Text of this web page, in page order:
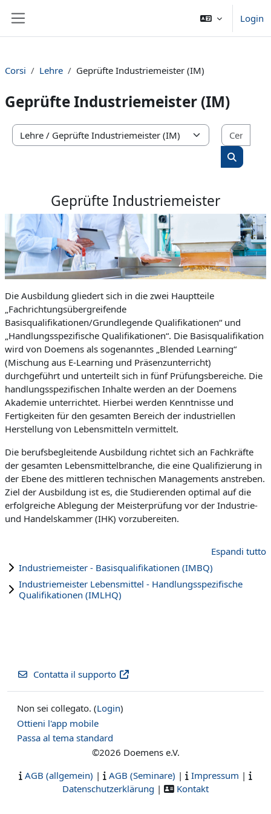
Login
Corsi Lehre Geprüfte Industriemeister (IM)
Geprüfte Industriemeister (IM)
Categorie di corso
Cerca
Geprüfte Industriemeister
Die Ausbildung gliedert sich in die zwei Hauptteile
„Fachrichtungsübergreifende
Basisqualifikationen/Grundlegende Qualifikationen“ und
„Handlungsspezifische Qualifikationen“. Die Basisqualifikation
wird von Doemens als sogenanntes „Blended Learning“
(Mischung aus E-Learning und Präsenzunterricht)
durchgeführt und unterteilt sich in fünf Prüfungsbereiche. Die
handlungsspezifischen Inhalte werden an der Doemens
Akademie unterrichtet. Hierbei werden Kenntnisse und
Fertigkeiten für den gesamten Bereich der industriellen
Herstellung von Lebensmitteln vermittelt.
Die berufsbegleitende Ausbildung richtet sich an Fachkräfte
der gesamten Lebensmittelbranche, die eine Qualifizierung in
der Ebene des mittleren technischen Managements anstreben.
Ziel der Ausbildung ist es, die Studierenden optimal auf die
erfolgreiche Ablegung der Meisterprüfung vor der Industrie-
und Handelskammer (IHK) vorzubereiten.
Espandi tutto
Industriemeister - Basisqualifikationen (IMBQ)
Industriemeister Lebensmittel - Handlungsspezifische
Qualifikationen (IMLHQ)
Contatta il supporto
Non sei collegato. (Login)
Ottieni l'app mobile
Passa al tema standard
©2026 Doemens e.V.
AGB (allgemein) | AGB (Seminare) | Impressum |
Datenschutzerklärung | Kontakt